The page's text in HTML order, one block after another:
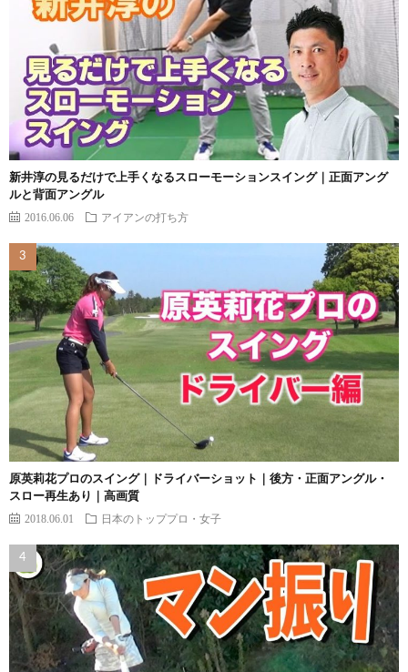
新井淳の見るだけで上手くなるスローモーションスイング｜正面アング
ルと背面アングル
2016.06.06 アイアンの打ち方
原英莉花プロのスイング｜ドライバーショット｜後方・正面アングル・
スロー再生あり｜高画質
2018.06.01 日本のトッププロ・女子